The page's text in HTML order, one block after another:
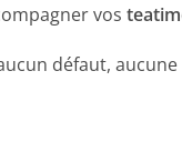
vos
défaut,